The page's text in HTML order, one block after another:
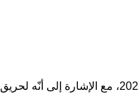
عدة بتاريخ 31 كانون الأول/ديسمبر 2025، مع الإشارة إلى أنّه لحريق